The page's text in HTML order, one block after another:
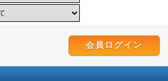
会員ログイン